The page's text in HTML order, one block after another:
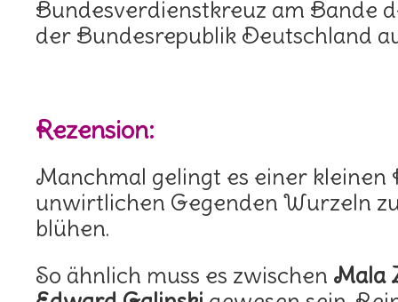
Bundesverdienstkreuz am Bande
der Bundesrepublik Deutschland
Rezension:
Manchmal gelingt es einer kleinen
unwirtlichen Gegenden Wurzeln
blühen.
So ähnlich muss es zwischen Mala